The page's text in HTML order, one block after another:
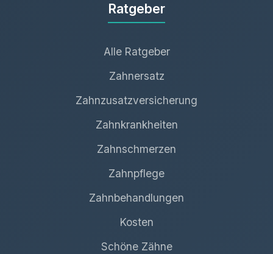
Ratgeber
Alle Ratgeber
Zahnersatz
Zahnzusatzversicherung
Zahnkrankheiten
Zahnschmerzen
Zahnpflege
Zahnbehandlungen
Kosten
Schöne Zähne